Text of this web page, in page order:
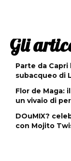
Gli
Parte da
subacqueo di
Flor de Maga:
un vivaio di
DOuMIX?
con Mojito